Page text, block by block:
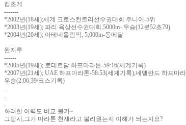
킵초게
-------
*2002년(18세);세계 크로스컨트리선수권대회 주니어-5위
*2003년(19세); 파리 육상선수권대회,5000m- 우승(12분52초79)
*2004년(20세); 아테네올림픽, 5,000m-동메달
완지루
------
*2005년(19세); 로테르담 하프마라톤-59:16(세계기록)
*2007년(21세); UAE 하프마라톤-58:53(세계기록),네델란드 하프마
우승(2:06:39/코스기록)
.
.
.
화려한 이력도 비교 불가~
그당시,그가 마라톤 천재라고 불리웠는지 이해가 되는지요?